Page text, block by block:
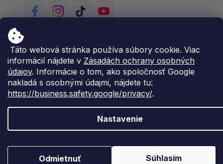
Táto webová stránka používa súbory cookie. Viac
informácií nájdete v Zásadách ochrany osobných
údajov. Informácie o tom, ako spoločnosť Google
nakladá s osobnými údajmi, nájdete tu:
https://business.safety.google/privacy/.
Nastavenie
Odmietnuť Súhlasím
Vytvoril Shoptet Premium
. Všetky práva vyhradené.
Upraviť nastavenie cookies